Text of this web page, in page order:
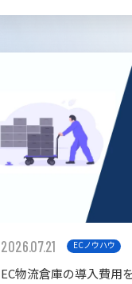
2026.07.21 ECノウハウ
EC物流倉庫の導入費用